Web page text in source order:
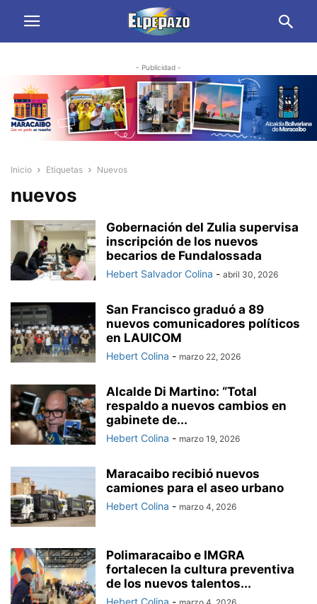
- Publicidad -
Inicio Etiquetas Nuevos
nuevos
Gobernación del Zulia supervisa
inscripción de los nuevos
becarios de Fundalossada
Hebert Salvador Colina - abril 30, 2026
San Francisco graduó a 89
nuevos comunicadores políticos
en LAUICOM
Hebert Colina - marzo 22, 2026
Alcalde Di Martino: “Total
respaldo a nuevos cambios en
gabinete de...
Hebert Colina - marzo 19, 2026
Maracaibo recibió nuevos
camiones para el aseo urbano
Hebert Colina - marzo 4, 2026
Polimaracaibo e IMGRA
fortalecen la cultura preventiva
de los nuevos talentos...